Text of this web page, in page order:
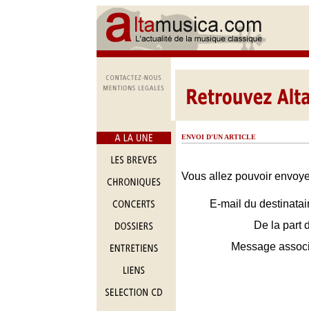
ENVOI D'UN ARTICLE
Vous allez pouvoir
E-mail du
De la part
Message